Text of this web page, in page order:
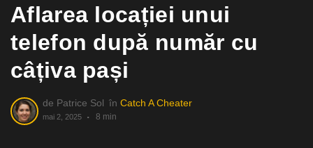
Aflarea locației unui
telefon după număr cu
câțiva pași
de Patrice Sol în Catch A Cheater
mai 2, 2025 8 min